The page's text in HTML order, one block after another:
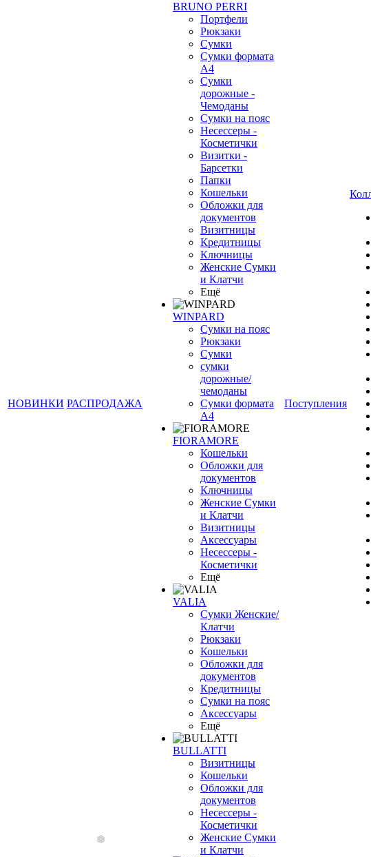
НОВИНКИ РАСПРОДАЖА
BRUNO PERRI
Портфели
Рюкзаки
Сумки
Сумки формата
А4
Сумки
дорожные -
Чемоданы
Сумки на пояс
Несессеры -
Косметички
Визитки -
Барсетки
Папки
Кошельки
Обложки для
документов
Визитницы
Кредитницы
Ключницы
Женские Сумки
и Клатчи
Ещё
WINPARD
Сумки на пояс
Рюкзаки
Сумки
сумки
дорожные/
чемоданы
Сумки формата
А4
FIORAMORE
Кошельки
Обложки для
документов
Ключницы
Женские Сумки
и Клатчи
Визитницы
Аксессуары
Несессеры -
Косметички
Ещё
VALIA
Сумки Женские/
Клатчи
Рюкзаки
Кошельки
Обложки для
документов
Кредитницы
Сумки на пояс
Аксессуары
Ещё
BULLATTI
Визитницы
Кошельки
Обложки для
документов
Несессеры -
Косметички
Женские Сумки
и Клатчи
Поступления